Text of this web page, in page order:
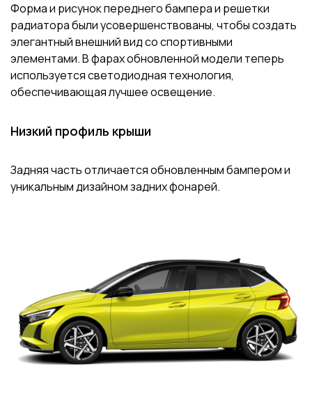
Форма и рисунок переднего бампера и решетки
радиатора были усовершенствованы, чтобы создать
элегантный внешний вид со спортивными
элементами. В фарах обновленной модели теперь
используется светодиодная технология,
обеспечивающая лучшее освещение.
Низкий профиль крыши
Задняя часть отличается обновленным бампером и
уникальным дизайном задних фонарей.